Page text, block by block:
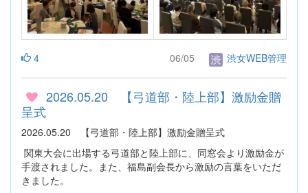
4 06/05 渋女WEB管理
2026.05.20 【弓道部・陸上部】激励金贈
呈式
2026.05.20 【弓道部・陸上部】激励金贈呈式
関東大会に出場する弓道部と陸上部に、同窓会より激励金が
手渡されました。また、福島副会長から激励の言葉をいただ
きました。